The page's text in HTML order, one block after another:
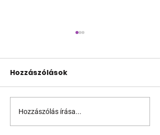
Caitlyn Jenner rájött,
hogy Trump
Hozzászólások
Hozzászólás írása...